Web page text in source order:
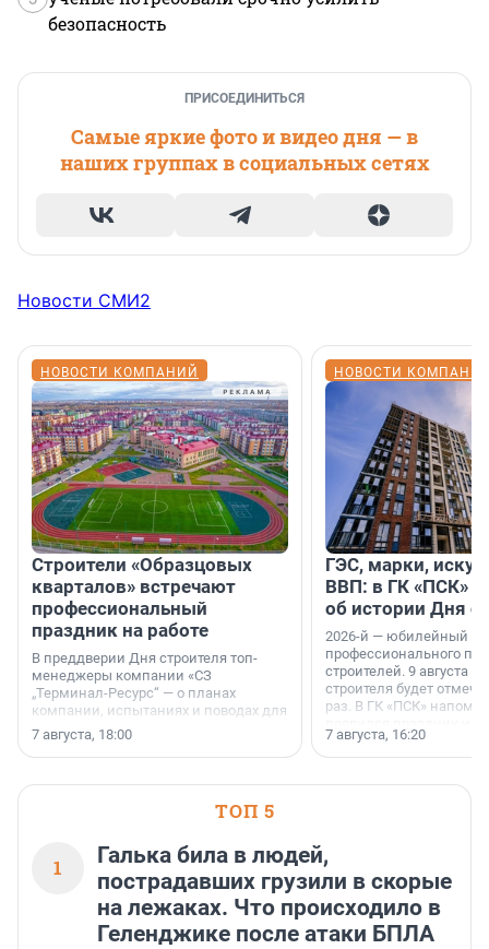
безопасность
ПРИСОЕДИНИТЬСЯ
Самые яркие фото и видео дня — в
наших группах в социальных сетях
Новости СМИ2
НОВОСТИ КОМПАНИЙ
Строители «Образцовых
кварталов» встречают
профессиональный
праздник на работе
В преддверии Дня строителя топ-
менеджеры компании «СЗ
„Терминал-Ресурс“ — о планах
компании, испытаниях и поводах для
осторожного оптимизма.
7 августа, 18:00
НОВОСТИ
ГЭС, марки,
ВВП: в ГК «ПСК»
об истории Дня
2026-й — юбилейный
профессионального
строителей. 9 августа
строителя будет
раз. В ГК «ПСК»
поменялась роль
7 августа, 16:20
ТОП 5
1
Галька била в людей,
пострадавших грузили в скорые
на лежаках. Что происходило в
Геленджике после атаки БПЛА